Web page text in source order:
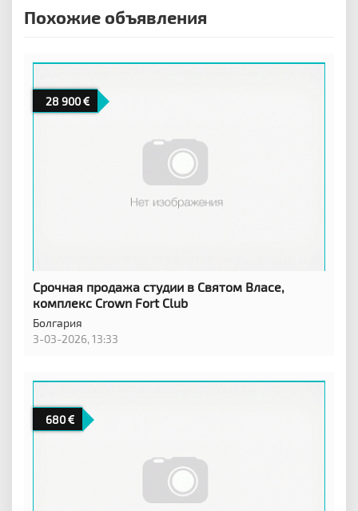
Похожие объявления
28 900
Срочная продажа студии в Святом Власе,
комплекс Crown Fort Club
Болгария
3-03-2026, 13:33
680